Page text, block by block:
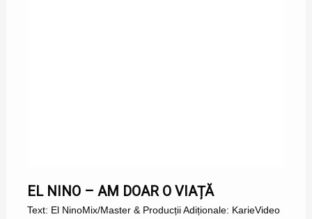
EL NINO – AM DOAR O VIAȚĂ
Text: El NinoMix/Master & Producții Adiționale: KarieVideo